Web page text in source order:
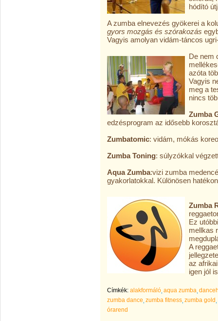
hódító
A zumba elnevezés gyökerei a
gyors mozgás és szórakozás
Vagyis amolyan vidám-táncos
De nem
azóta
Vagyis
meg a
nincs
Zumba
edzésprogram az idősebb
Zumbatomic: vidám, mókás
Zumba Toning: súlyzókkal
Aqua Zumba:vizi zumba
gyakorlatokkal. Különösen
Zumba
Ez
mellkas
A
az
igen jól
Címkék: alakformáló aqua zumba
zumba dance zumba fitness zumba gold
órarend